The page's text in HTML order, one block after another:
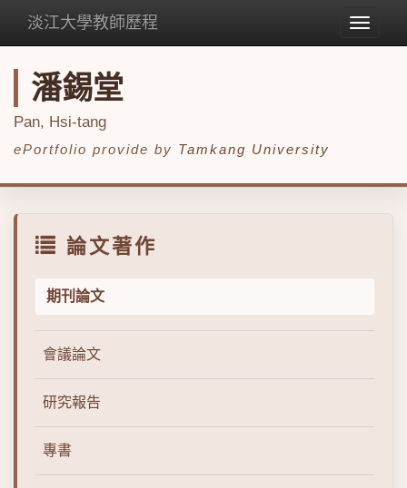
Toggle
淡江大學教師歷程
潘錫堂
Pan, Hsi-tang
ePortfolio provide by Tamkang University
論文著作
期刊論文
會議論文
研究報告
專書